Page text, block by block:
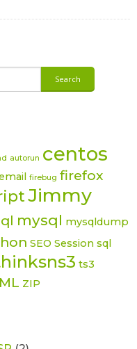
autorun centos
firebug firefox
Jimmy
mysql mysqldump
SEO Session sql
ts3
ZIP